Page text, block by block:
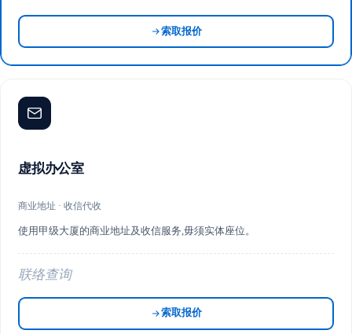
索取报价
虚拟办公室
商业地址 · 收信代收
使用甲级大厦的商业地址及收信服务,毋须实体座位。
联络查询
索取报价